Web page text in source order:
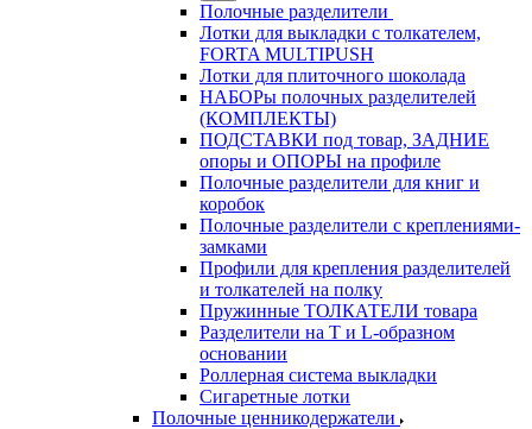
Полочные разделители
Лотки для выкладки с толкателем,
FORTA MULTIPUSH
Лотки для плиточного шоколада
НАБОРы полочных разделителей
(КОМПЛЕКТЫ)
ПОДСТАВКИ под товар, ЗАДНИЕ
опоры и ОПОРЫ на профиле
Полочные разделители для книг и
коробок
Полочные разделители с креплениями-
замками
Профили для крепления разделителей
и толкателей на полку
Пружинные ТОЛКАТЕЛИ товара
Разделители на Т и L-образном
основании
Роллерная система выкладки
Сигаретные лотки
Полочные ценникодержатели